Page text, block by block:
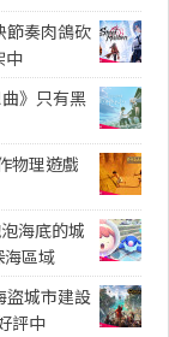
節奏肉鴿砍
中
》只有黑
物理遊戲
海底的城
海區域
盜城市建設
評中